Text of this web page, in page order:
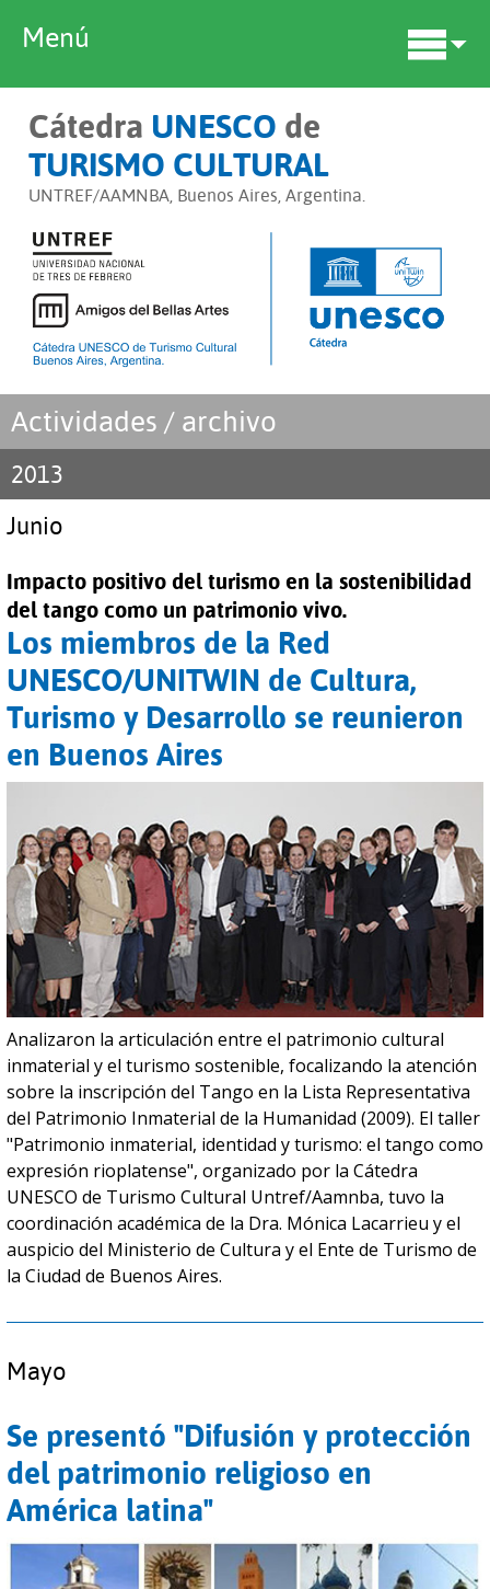
Cátedra UNESCO de
TURISMO CULTURAL
UNTREF/AAMNBA, Buenos Aires, Argentina.
Menú
Actividades / archivo
2013
Junio
Impacto positivo del turismo en la sostenibilidad
del tango como un patrimonio vivo.
Los miembros de la Red
UNESCO/UNITWIN de Cultura,
Turismo y Desarrollo se reunieron
en Buenos Aires
Analizaron la articulación entre el patrimonio cultural
inmaterial y el turismo sostenible, focalizando la atención
sobre la inscripción del Tango en la Lista Representativa
del Patrimonio Inmaterial de la Humanidad (2009). El taller
"Patrimonio inmaterial, identidad y turismo: el tango como
expresión rioplatense", organizado por la Cátedra
UNESCO de Turismo Cultural Untref/Aamnba, tuvo la
coordinación académica de la Dra. Mónica Lacarrieu y el
auspicio del Ministerio de Cultura y el Ente de Turismo de
la Ciudad de Buenos Aires.
Mayo
Se presentó "Difusión y protección
del patrimonio religioso en
América latina"